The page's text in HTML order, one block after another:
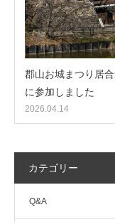
郡山お城まつり居
に参加しました
2026.04.14
カテゴリー
Q&A